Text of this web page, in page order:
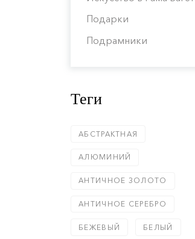
Подарки
Подрамники
Теги
АБСТРАКТНАЯ
АЛЮМИНИЙ
АНТИЧНОЕ ЗОЛОТО
АНТИЧНОЕ СЕРЕБРО
БЕЖЕВЫЙ БЕЛЫЙ